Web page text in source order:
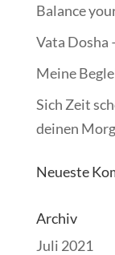
Balance
Vata Dosha
Meine
Sich Zeit
deinen
Neueste
Archiv
Juli 2021